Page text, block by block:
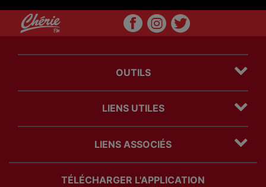
OUTILS
Politique Cookies
Politique Confidentialité
LIENS UTILES
Régie PublicitaireLIENS ASSOCIÉS
TÉLÉCHARGER L'APPLICATION